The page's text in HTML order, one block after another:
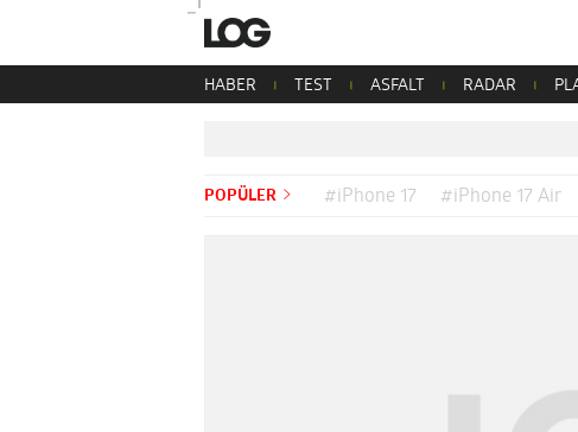
HABER TEST ASFALT RADAR
POPÜLER #iPhone 17 #iPhone 17 Air